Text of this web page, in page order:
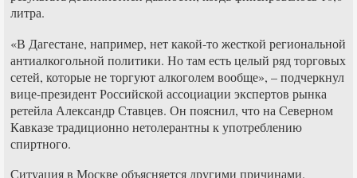
литра.
«В Дагестане, например, нет какой-то жесткой региональной
антиалкогольной политики. Но там есть целый ряд торговых
сетей, которые не торгуют алкоголем вообще», – подчеркнул
вице-президент Российской ассоциации экспертов рынка
ретейла Александр Ставцев. Он пояснил, что на Северном
Кавказе традиционно нетолерантны к употреблению
спиртного.
Ситуация в Москве объясняется другими причинами.